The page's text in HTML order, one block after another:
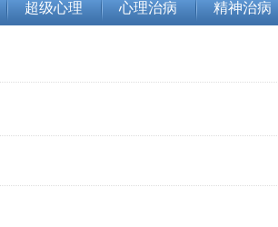
超级心理 心理治病 精神治病